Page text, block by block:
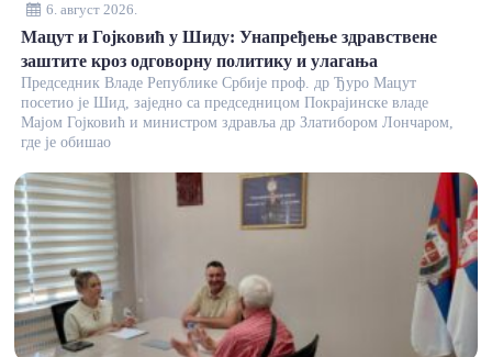
6. август 2026.
Мацут и Гојковић у Шиду: Унапређење здравствене
заштите кроз одговорну политику и улагања
Председник Владе Републике Србије проф. др Ђуро Мацут
посетио је Шид, заједно са председницом Покрајинске владе
Мајом Гојковић и министром здравља др Златибором Лончаром,
где је обишао